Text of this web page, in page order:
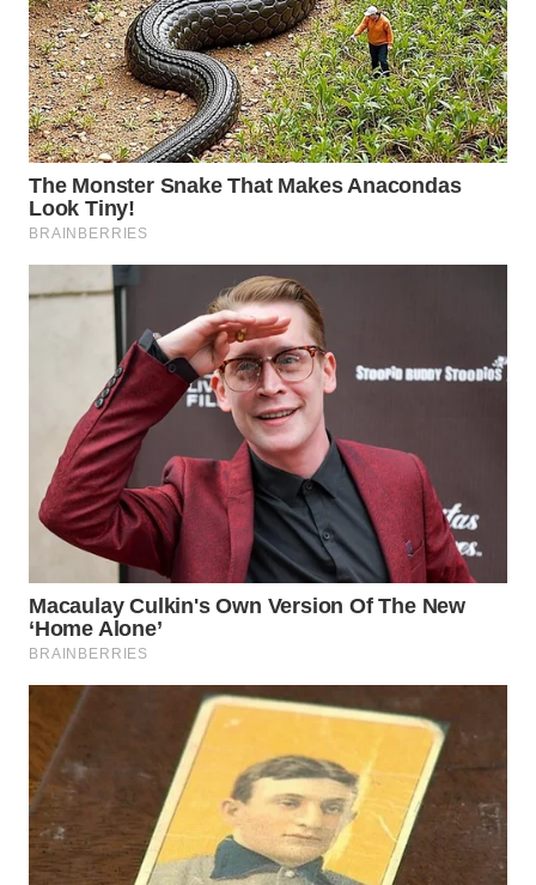
WN
TEBING
TINGGI
WN
PAKPAK
WN
KARAWANG
WN
BOGOR
WN
DEPOK
TAPANULI
UTARA
WN
SAMOSIR
WN
PADANG
LAWAS